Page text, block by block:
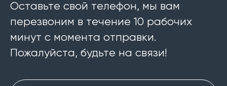
Оставьте свой телефон, мы вам
перезвоним в течение 10 рабочих
минут с момента отправки.
Пожалуйста, будьте на связи!